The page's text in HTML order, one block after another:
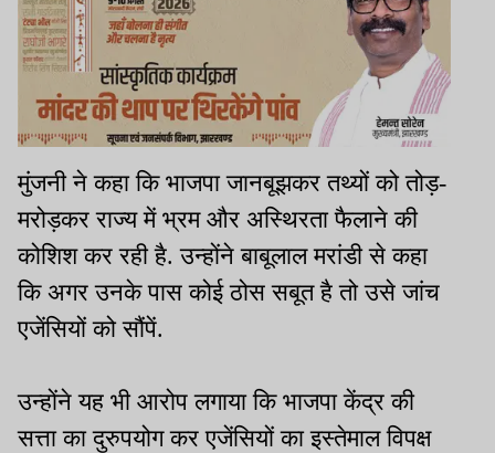
मुंजनी ने कहा कि भाजपा जानबूझकर तथ्यों को तोड़-
मरोड़कर राज्य में भ्रम और अस्थिरता फैलाने की
कोशिश कर रही है. उन्होंने बाबूलाल मरांडी से कहा
कि अगर उनके पास कोई ठोस सबूत है तो उसे जांच
एजेंसियों को सौंपें.
उन्होंने यह भी आरोप लगाया कि भाजपा केंद्र की
सत्ता का दुरुपयोग कर एजेंसियों का इस्तेमाल विपक्ष